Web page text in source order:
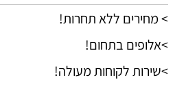
> מחירים ללא תחרות!
>אלופים בתחום!
>שירות לקוחות מעולה!